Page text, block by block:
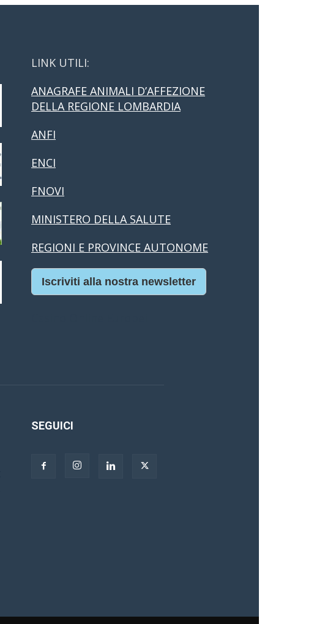
LINK UTILI:
ANAGRAFE ANIMALI D’AFFEZIONE
DELLA REGIONE LOMBARDIA
ANFI
ENCI
FNOVI
MINISTERO DELLA SALUTE
REGIONI E PROVINCE AUTONOME
Iscriviti alla nostra newsletter
SEGUICI